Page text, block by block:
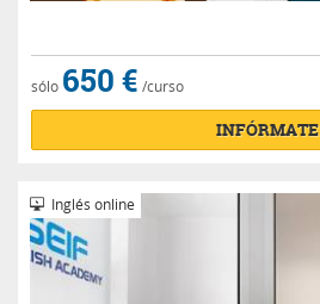
sólo 650 € /curso
INFÓRMATE
Inglés online